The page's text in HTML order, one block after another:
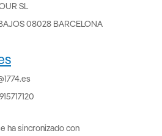
SL
08028 BARCELONA
1774.es
ha sincronizado con